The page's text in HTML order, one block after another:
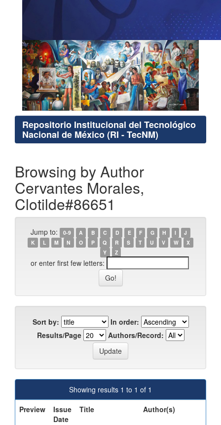
Repositorio Institucional del Tecnológico
Nacional de México (RI - TecNM)
Browsing by Author
Cervantes Morales,
Clotilde#86651
Jump to: 0-9 A B C D E F G H I
J
K
L M N O P Q R S T U V W
X
Y
Z
or enter first few letters:
Sort by:
In order:
Results/Page
Authors/Record:
Showing results 1 to 1 of 1
Preview
Issue
Date
Title Author(s)